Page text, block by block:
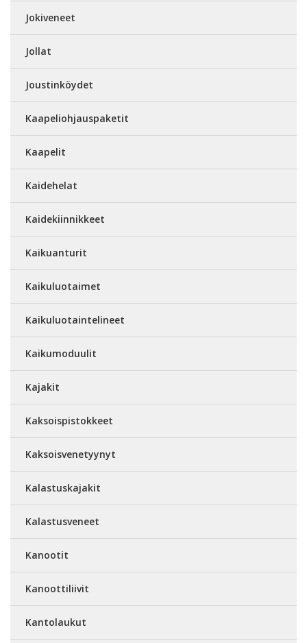
Jokiveneet
Jollat
Joustinköydet
Kaapeliohjauspaketit
Kaapelit
Kaidehelat
Kaidekiinnikkeet
Kaikuanturit
Kaikuluotaimet
Kaikuluotaintelineet
Kaikumoduulit
Kajakit
Kaksoispistokkeet
Kaksoisvenetyynyt
Kalastuskajakit
Kalastusveneet
Kanootit
Kanoottiliivit
Kantolaukut